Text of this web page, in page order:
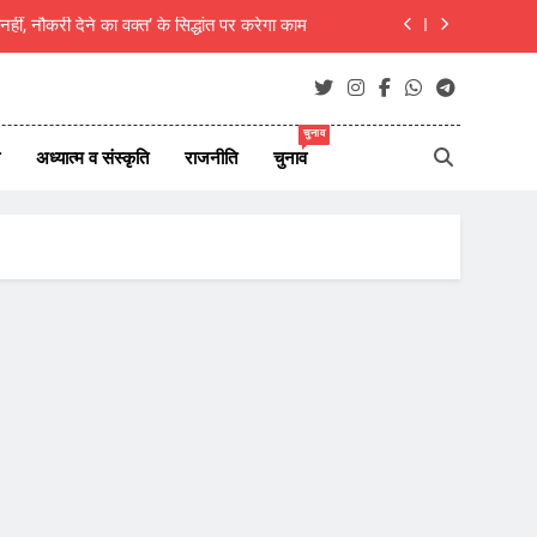
महावीर कुमार का वर्धापना समारोह आयोजित
पहुंच रही 120 करोड़ की हेरोइन, बेरोजगार और
सवार 4 बदमाशों ने दिया वारदात को अंजाम
अध्यात्म व संस्कृति राजनीति चुनाव
चुनाव